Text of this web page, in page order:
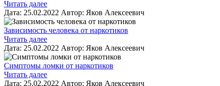
Читать далее
Дата: 25.02.2022 Автор: Яков Алексеевич
Зависимость человека от наркотиков
Читать далее
Дата: 25.02.2022 Автор: Яков Алексеевич
Симптомы ломки от наркотиков
Читать далее
Дата: 25.02.2022 Автор: Яков Алексеевич